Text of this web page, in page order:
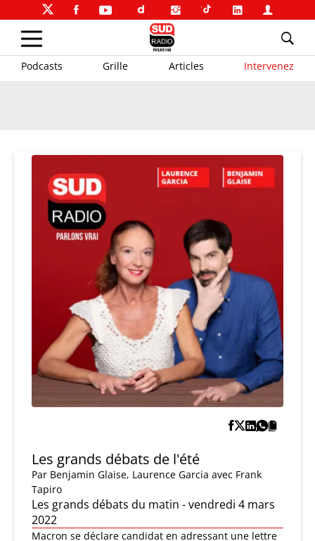
Podcasts Grille Articles Intervenez
Les grands débats de l'été
Par Benjamin Glaise, Laurence Garcia avec Frank
Tapiro
Les grands débats du matin - vendredi 4 mars
2022
Macron se déclare candidat en adressant une lettre